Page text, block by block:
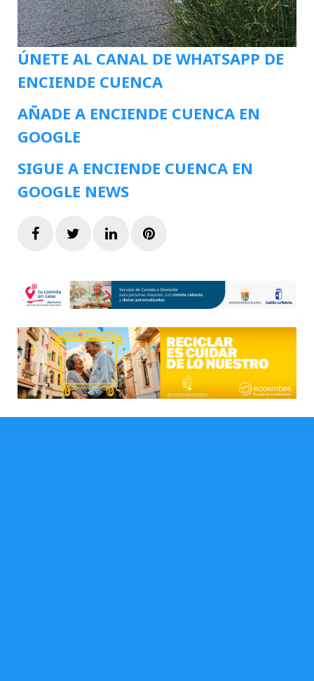
ÚNETE AL CANAL DE WHATSAPP DE
ENCIENDE CUENCA
AÑADE A ENCIENDE CUENCA EN
GOOGLE
SIGUE A ENCIENDE CUENCA EN
GOOGLE NEWS
FacebookTwitterLinkedInPinterest